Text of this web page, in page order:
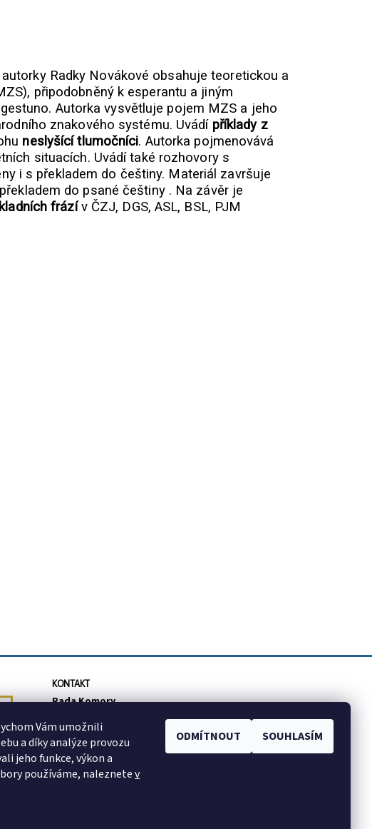
Radky Novákové obsahuje teoretickou a
připodobněný k esperantu a jiným
Autorka vysvětluje pojem MZS a jeho
znakového systému. Uvádí příklady z
neslyšící tlumočníci. Autorka pojmenovává
situacích. Uvádí také rozhovory s
i s překladem do češtiny. Materiál završuje
do psané češtiny . Na závěr je
frázív ČZJ, DGS, ASL, BSL, PJM
KONTAKT
Rada Komory
info@
Sledujte nás na Facebooku
Vám umožnili
a díky analýze provozu
jeho funkce, výkon a
používáme, naleznetev
ODMÍTNOUT SOUHLASÍM